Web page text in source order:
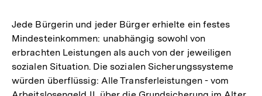
Jede Bürgerin und jeder Bürger erhielte ein festes
Mindesteinkommen: unabhängig sowohl von
erbrachten Leistungen als auch von der jeweiligen
sozialen Situation. Die sozialen Sicherungssysteme
würden überflüssig: Alle Transferleistungen - vom